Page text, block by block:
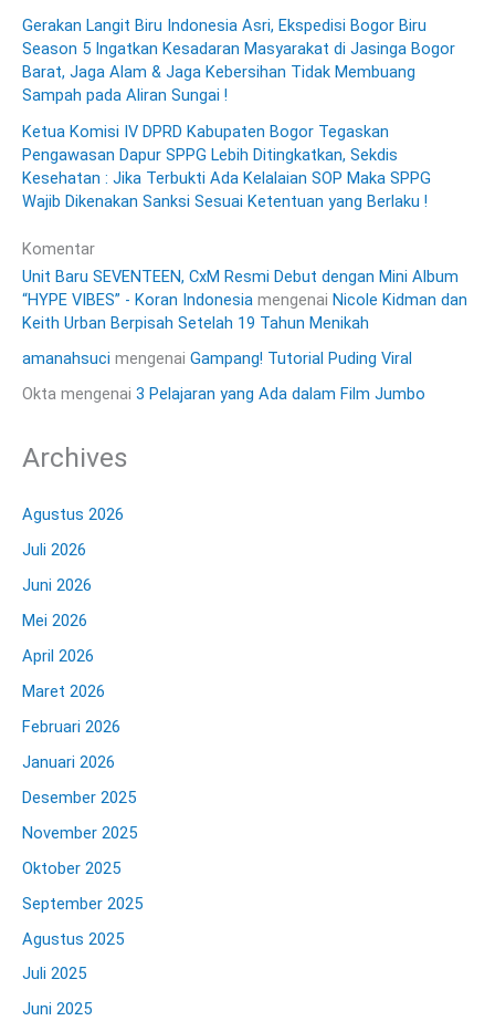
Gerakan Langit Biru Indonesia Asri, Ekspedisi Bogor Biru
Season 5 Ingatkan Kesadaran Masyarakat di Jasinga Bogor
Barat, Jaga Alam & Jaga Kebersihan Tidak Membuang
Sampah pada Aliran Sungai !
Ketua Komisi IV DPRD Kabupaten Bogor Tegaskan
Pengawasan Dapur SPPG Lebih Ditingkatkan, Sekdis
Kesehatan : Jika Terbukti Ada Kelalaian SOP Maka SPPG
Wajib Dikenakan Sanksi Sesuai Ketentuan yang Berlaku !
Komentar
Unit Baru SEVENTEEN, CxM Resmi Debut dengan Mini Album
“HYPE VIBES” - Koran Indonesia mengenai Nicole Kidman dan
Keith Urban Berpisah Setelah 19 Tahun Menikah
amanahsuci mengenai Gampang! Tutorial Puding Viral
Okta mengenai 3 Pelajaran yang Ada dalam Film Jumbo
Archives
Agustus 2026
Juli 2026
Juni 2026
Mei 2026
April 2026
Maret 2026
Februari 2026
Januari 2026
Desember 2025
November 2025
Oktober 2025
September 2025
Agustus 2025
Juli 2025
Juni 2025